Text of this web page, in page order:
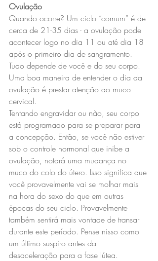
Ovulação
Quando ocorre? Um ciclo “comum” é de
cerca de 21-35 dias - a ovulação pode
acontecer logo no dia 11 ou até dia 18
após o primeiro dia de sangramento.
Tudo depende de você e do seu corpo.
Uma boa maneira de entender o dia da
ovulação é prestar atenção ao muco
cervical.
Tentando engravidar ou não, seu corpo
está programado para se preparar para
a concepção. Então, se você não estiver
sob o controle hormonal que inibe a
ovulação, notará uma mudança no
muco do colo do útero. Isso significa que
você provavelmente vai se molhar mais
na hora do sexo do que em outras
épocas do seu ciclo. Provavelmente
também sentirá mais vontade de transar
durante este período. Pense nisso como
um último suspiro antes da
desaceleração para a fase lútea.